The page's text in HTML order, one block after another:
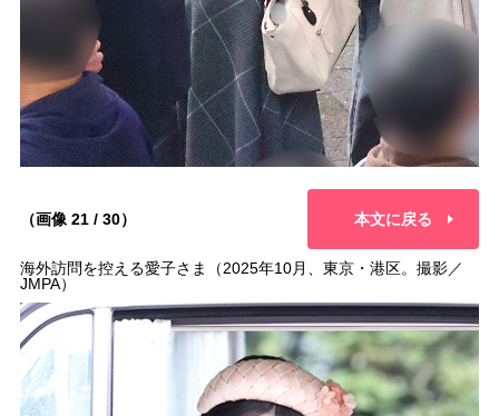
（画像 21 / 30） 本文に戻る
海外訪問を控える愛子さま（2025年10月、東京・港区。撮影／
JMPA）